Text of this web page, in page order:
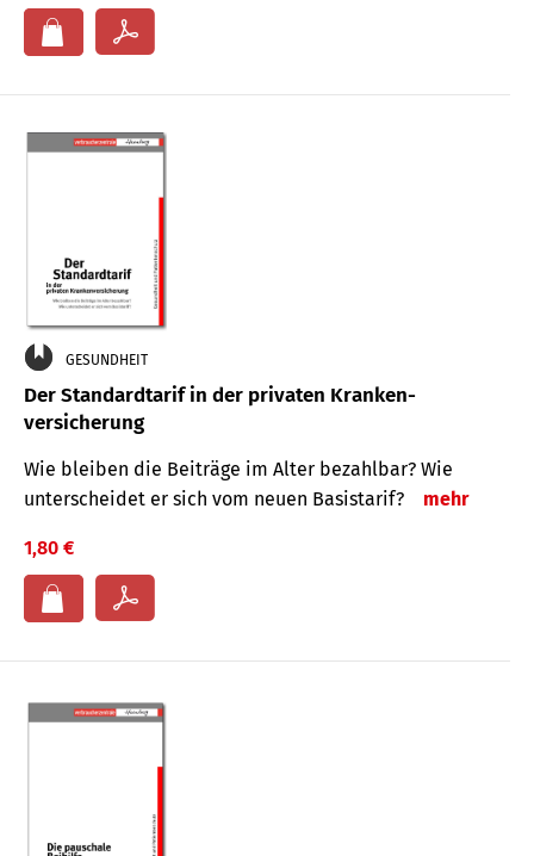
GESUNDHEIT
Der Standard­tarif in der privaten Kranken­
versicherung
Wie bleiben die Beiträge im Alter bezahlbar? Wie
unterscheidet er sich vom neuen Basistarif?
mehr
1,80 €